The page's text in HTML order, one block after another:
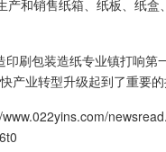
产和销售纸箱、纸板、纸盒
印刷包装造纸专业镇打响第
产业转型升级起到了重要的